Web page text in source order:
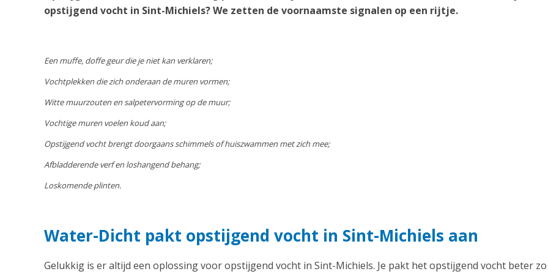
opstijgend vocht in Sint-Michiels? We zetten de voornaamste signalen op een rijtje.
Een muffe, doffe geur die je niet kan verklaren;
Vochtplekken die zich onderaan de muren vormen;
Witte muurzouten en salpetervorming op de muur;
Vochtige muren voelen koud aan;
Opstijgend vocht brengt doorgaans schimmels of huiszwammen met zich mee;
Afbladderende verf en loshangend behang;
Loskomende plinten.
Water-Dicht pakt opstijgend vocht in Sint-Michiels aan
Gelukkig is er altijd een oplossing voor opstijgend vocht in Sint-Michiels. Je pakt het opstijgend vocht beter